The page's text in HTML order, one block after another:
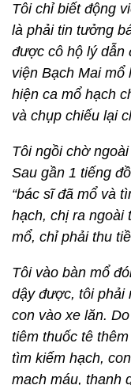
Tôi chỉ biết động
là phải tin tưởng
được cô hộ lý dẫn
viện Bạch Mai mổ
hiện ca mổ hạch
và chụp chiếu lại
Tôi ngồi chờ
Sau gần 1 tiếng
“bác sĩ đã mổ và
hạch, chị ra ngoài
mổ, chỉ phải thu
Tôi vào bàn mổ
dậy được, tôi phải
con vào xe lăn.
tiêm thuốc tê
tìm kiếm hạch,
mạch máu, thanh